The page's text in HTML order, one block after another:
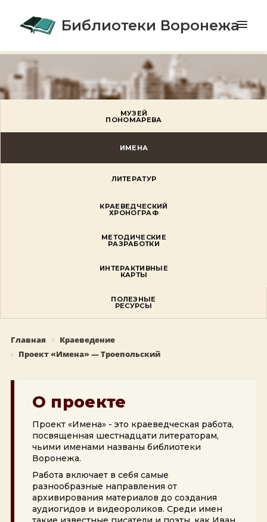
Библиотеки Воронежа
МУЗЕЙ
ПОНОМАРЕВА
ИМЕНА
ЛИТЕРАТУР
КРАЕВЕДЧЕСКИЙ
ХРОНОГРАФ
МЕТОДИЧЕСКИЕ
РАЗРАБОТКИ
ИНТЕРАКТИВНЫЕ
КАРТЫ
ПОЛЕЗНЫЕ
РЕСУРСЫ
Главная
Краеведение
Проект «Имена» — Троепольский
О проекте
Проект «Имена» - это краеведческая работа,
посвященная шестнадцати литераторам,
чьими именами названы библиотеки
Воронежа.
Работа включает в себя самые
разнообразные направления от
архивирования материалов до создания
аудиогидов и видеороликов. Среди имен